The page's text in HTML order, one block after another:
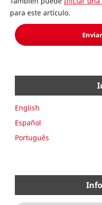
para este artículo.
English
Español
Português